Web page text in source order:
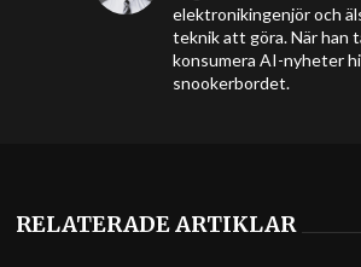
elektronikingenjör och
teknik att göra. När han
konsumera AI-nyheter
snookerbordet.
RELATERADE ARTIKLAR